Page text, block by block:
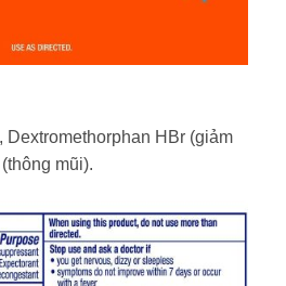
HBr (giảm
mũi).